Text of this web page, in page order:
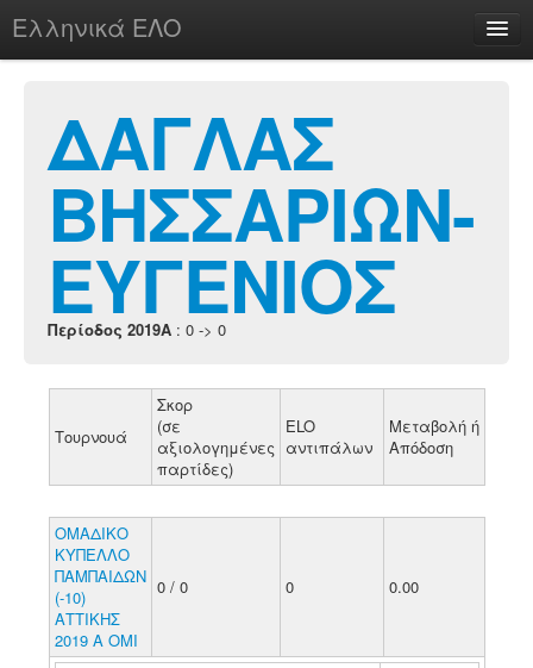
Ελληνικά ΕΛΟ
chesstu.be @ discord
Login
ΔΑΓΛΑΣ
ΒΗΣΣΑΡΙΩΝ-
ΕΥΓΕΝΙΟΣ
Περίοδος 2019A : 0 -> 0
Τουρνουά
Σκορ
(σε
αξιολογημένες
παρτίδες)
ELO
αντιπάλων
Μεταβολή ή
Απόδοση
ΟΜΑΔΙΚΟ
ΚΥΠΕΛΛΟ
ΠΑΜΠΑΙΔΩΝ
(-10)
ΑΤΤΙΚΗΣ
2019 Α ΟΜΙ
0 / 0 0 0.00